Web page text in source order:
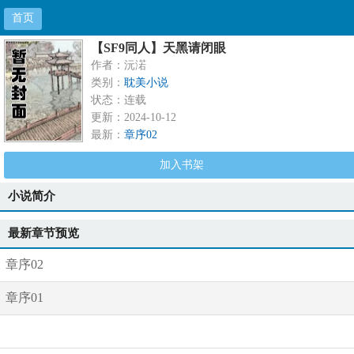
首页
【SF9同人】天黑请闭眼
作者：沅渃
类别： 耽美小说
状态：连载
更新：2024-10-12
最新： 章序02
加入书架
小说简介
最新章节预览
章序02
章序01